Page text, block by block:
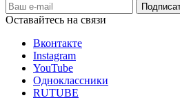
Оставайтесь на связи
Вконтакте
Instagram
YouTube
Одноклассники
RUTUBE